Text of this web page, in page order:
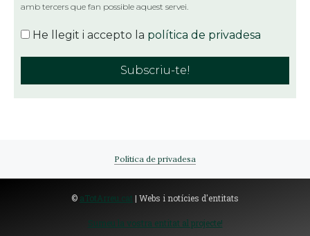
amb tercers que fan possible aquest servei.
He llegit i accepto la política de privadesa
Política de privadesa
© aTotArreu.cat | Webs i notícies d'entitats
Sumeu la vostra entitat al projecte!